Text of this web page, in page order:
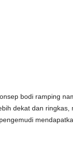
bodi ramping
dekat dan ringkas,